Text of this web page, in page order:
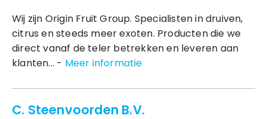
Wij zijn Origin Fruit Group. Specialisten in druiven,
citrus en steeds meer exoten. Producten die we
direct vanaf de teler betrekken en leveren aan
klanten... - Meer informatie
C. Steenvoorden B.V.